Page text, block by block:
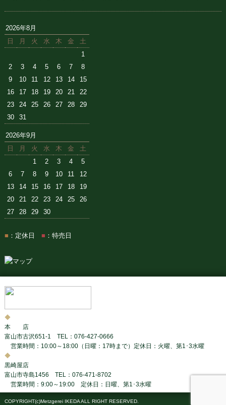
2026年8月
日
月 火 水 木 金
土
1
2
3 4 5 6 7
8
9
10 11 12 13 14
15
16
17 18 19 20 21
22
23
24 25 26 27 28
29
30
31
2026年9月
日
月 火 水 木 金
土
1
2 3 4
5
6
7 8 9 10 11
12
13
14 15 16 17 18
19
20
21 22 23 24 25
26
27
28 29 30
■ ：定休日 ■ ：特売日
◆
本 店
富山市古沢651-1 TEL：076-427-0666
営業時間：10:00～18:00（日曜：17時まで）定休日：火曜、第1･3水曜
◆
黒崎屋店
富山市寺島1456 TEL：076-471-8702
営業時間：9:00～19:00 定休日：日曜、第1･3水曜
COPYRIGHT(c)Metzgerei IKEDA ALL RIGHT RESERVED.